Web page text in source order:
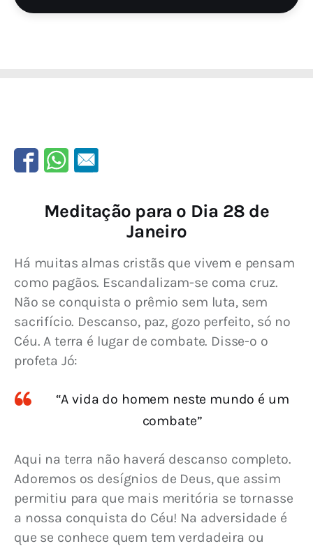
Meditação para o Dia 28 de
Janeiro
Há muitas almas cristãs que vivem e pensam
como pagãos. Escandalizam-se coma cruz.
Não se conquista o prêmio sem luta, sem
sacrifício. Descanso, paz, gozo perfeito, só no
Céu. A terra é lugar de combate. Disse-o o
profeta Jó:
“A vida do homem neste mundo é um
combate”
Aqui na terra não haverá descanso completo.
Adoremos os desígnios de Deus, que assim
permitiu para que mais meritória se tornasse
a nossa conquista do Céu! Na adversidade é
que se conhece quem tem verdadeira ou